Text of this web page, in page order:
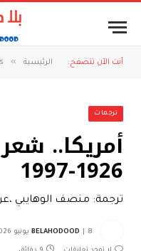
أنت الآن تتصفح: الرئيسية »
ترجمات
أمريكا..
1926-1997
ترجمة: منصف الوهايبي
BELAHODOOD 8 يونيو 2026